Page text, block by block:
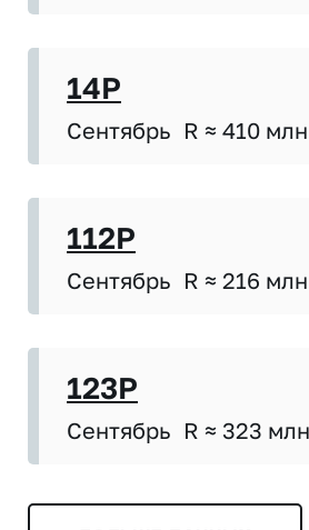
14P
Сентябрь R ≈ 410
112P
Сентябрь R ≈ 216
123P
Сентябрь R ≈ 323